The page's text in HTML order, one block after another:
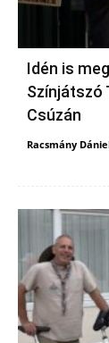
Idén is
Színjátszó
Csúzán
Racsmány